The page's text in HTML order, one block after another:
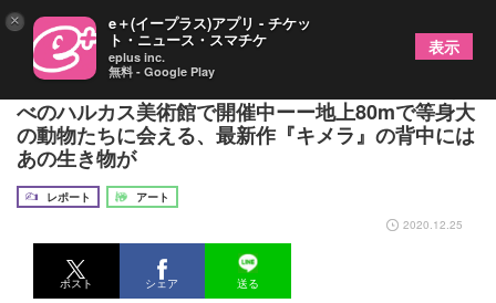
『三沢厚彦 ANIMALS IN ABENO HARUKAS』あ
べのハルカス美術館で開催中ーー地上80mで等身大
の動物たちに会える、最新作『キメラ』の背中には
あの生き物が
レポート
アート
2020.12.25
ポスト シェア 送る
× e＋(イープラス)アプリ - チケッ
ト・ニュース・スマチケ
eplus inc.
無料 - Google Play
表示